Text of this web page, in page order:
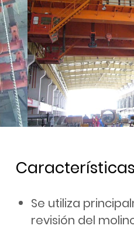
Características
Se utiliza
revisión del